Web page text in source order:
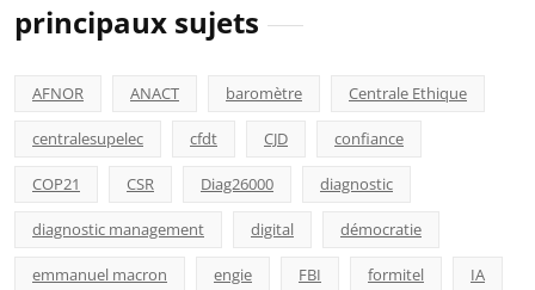
principaux sujets
AFNOR ANACT baromètre Centrale Ethique
centralesupelec cfdt CJD confiance
COP21 CSR Diag26000 diagnostic
diagnostic management digital démocratie
emmanuel macron engie FBI formitel IA